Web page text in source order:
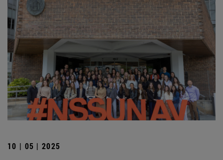
10 | 05 | 2025